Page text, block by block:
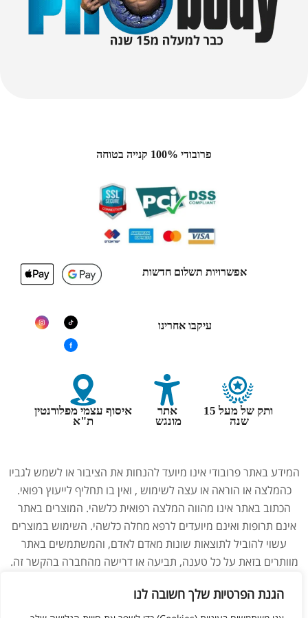
הגנת הפרטיות שלך חשובה לנו
פרובודי 100% קנייה בטוחה
אפשרויות תשלום חדשות
עיקבו אחרינו
ותק של מעל 15
שנה
אתר
מונגש
איסוף עצמי מפלורנטין
ת"א
המידע באתר פרובודי אינו מיועד להנחות את הציבור או לשמש לגביו
כהמלצה או הוראה או עצה לשימוש , ואין בו תחליף לייעוץ רפואי.
הכתוב באתר אינו מהווה המלצה רפואית כלשהי. המוצרים באתר
אינם תרופות ואינם מיועדים לרפא מחלה כלשהי. השימוש במוצרים
עשוי להוביל לתוצאות שונות מאדם לאדם, והמשתמשים באתר
מוותרים בזאת על כל טענה, תביעה או דרישה מהחברה בהקשר זה.
ברופא לפני השימוש במוצרים. התמונות באתר הן להמחשה בלבד.